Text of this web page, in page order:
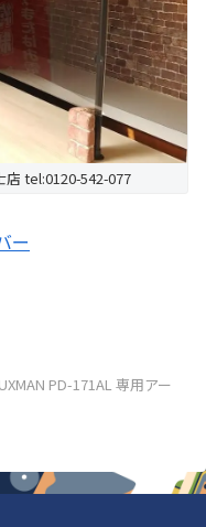
tel:0120-542-077
ー
PD-171AL 専用アー